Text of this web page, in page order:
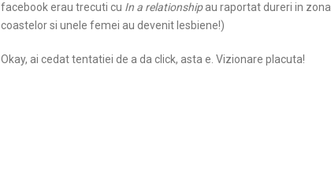
facebook erau trecuti cu In a relationshipau raportat dureri in zona
coastelor si unele femei au devenit lesbiene!)
Okay, ai cedat tentatiei de a da click, asta e. Vizionare placuta!